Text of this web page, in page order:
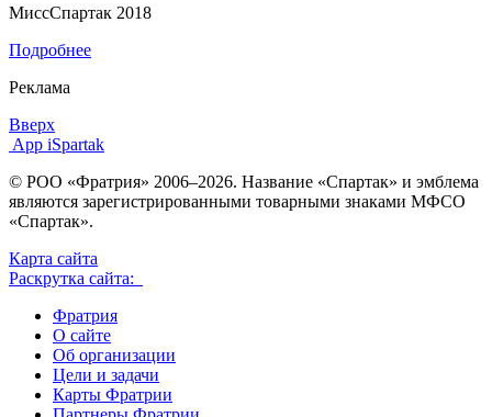
МиссСпартак 2018
Подробнее
Реклама
Вверх
App iSpartak
© РОО «Фратрия» 2006–2026. Название «Спартак» и эмблема
являются зарегистрированными товарными знаками МФСО
«Спартак».
Карта сайта
Раскрутка сайта:
Фратрия
О сайте
Об организации
Цели и задачи
Карты Фратрии